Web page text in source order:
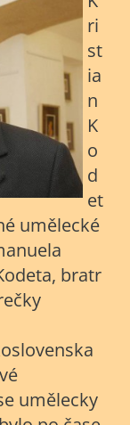
ri
st
ia
n
K
o
d
et
umělecké
bratr
umělecky